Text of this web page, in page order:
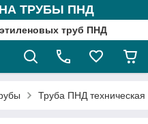
ТРУБЫ ПНД
труб ПНД
Труба ПНД техническая